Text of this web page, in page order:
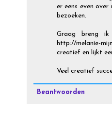
er eens even
bezoeken.
Graag breng
http://melanie-
creatief en lijkt
Veel creatief
Beantwoorden